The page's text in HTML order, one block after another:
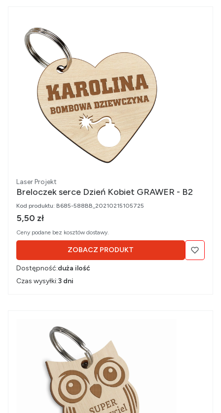
Producent
Laser Projekt
Breloczek serce Dzień Kobiet GRAWER - B2
Kod produktu: B685-588BB_20210215105725
Cena brutto
5,50 zł
Ceny podane bez kosztów dostawy.
ZOBACZ PRODUKT
Dostępność:duża ilość
Czas wysyłki:3 dni